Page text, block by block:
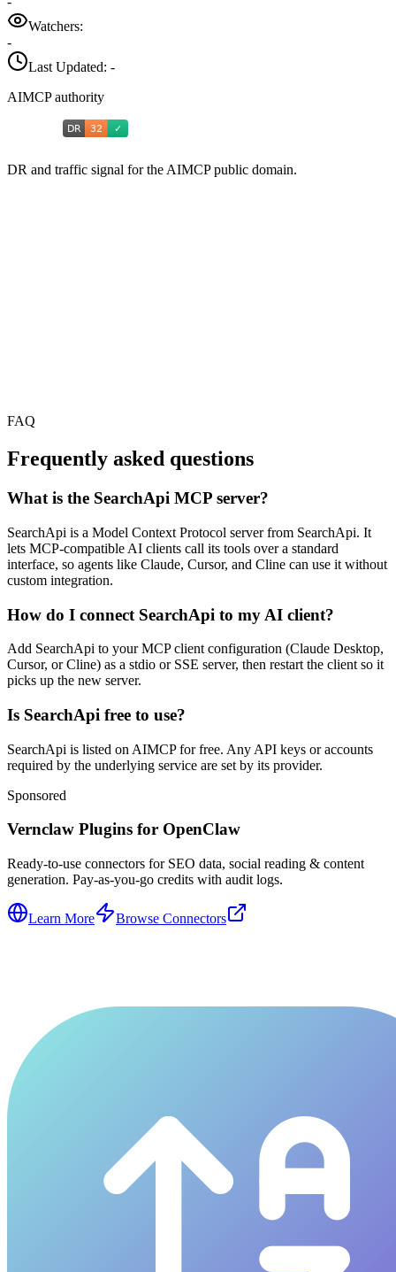
Watchers:
-
Last Updated: -
AIMCP authority
DR and traffic signal for the AIMCP public domain.
FAQ
Frequently asked questions
What is the SearchApi MCP server?
SearchApi is a Model Context Protocol server from SearchApi. It
lets MCP-compatible AI clients call its tools over a standard
interface, so agents like Claude, Cursor, and Cline can use it without
custom integration.
How do I connect SearchApi to my AI client?
Add SearchApi to your MCP client configuration (Claude Desktop,
Cursor, or Cline) as a stdio or SSE server, then restart the client so it
picks up the new server.
Is SearchApi free to use?
SearchApi is listed on AIMCP for free. Any API keys or accounts
required by the underlying service are set by its provider.
Sponsored
Vernclaw Plugins for OpenClaw
Ready-to-use connectors for SEO data, social reading & content
generation. Pay-as-you-go credits with audit logs.
Learn More Browse Connectors